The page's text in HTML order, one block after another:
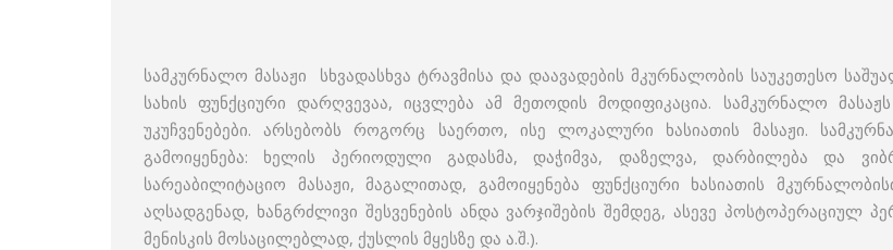
სამკურნალო მასაჟი სხვადასხვა ტრავმისა და დაავადების მკურნალობის საუკეთესო
სახის ფუნქციური დარღვევაა, იცვლება ამ მეთოდის მოდიფიკაცია. სამკურნალო
უკუჩვენებები. არსებობს როგორც საერთო, ისე ლოკალური ხასიათის მასაჟი.
გამოიყენება: ხელის პერიოდული გადასმა, დაჭიმვა, დაზელვა, დარბილება და
სარეაბილიტაციო მასაჟი, მაგალითად, გამოიყენება ფუნქციური ხასიათის
აღსადგენად, ხანგრძლივი შესვენების ანდა ვარჯიშების შემდეგ, ასევე პოსტოპერაციულ
მენისკის მოსაცილებლად, ქუსლის მყესზე და ა.შ.).